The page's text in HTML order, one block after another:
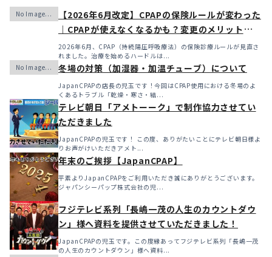
【2026年6月改定】CPAPの保険ルールが変わった
｜CPAPが使えなくなるかも？変更のメリット・デ
メリットと「購入」という選択肢
2026年6月、CPAP（持続陽圧呼吸療法）の保険診療ルールが見直さ
れました。治療を始めるハードルは...
冬場の対策（加湿器・加温チューブ）について
JapanCPAPの店長の児玉です！今回はCPAP使用における冬場のよ
くあるトラブル「乾燥・寒さ・結...
テレビ朝日「アメトーーク」で制作協力させてい
ただきました
JapanCPAPの児玉です！ この度、ありがたいことにテレビ朝日様よ
りお声がけいただきアメト...
年末のご挨拶【JapanCPAP】
平素よりJapanCPAPをご利用いただき誠にありがとうございます。
ジャパンシーパップ株式会社の児...
フジテレビ系列「長嶋一茂の人生のカウントダウ
ン」様へ資料を提供させていただきました！
JapanCPAPの児玉です。この度縁あってフジテレビ系列「長嶋一茂
の人生のカウントダウン」様へ資料...